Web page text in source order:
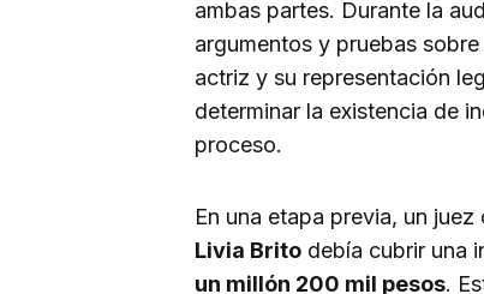
ambas partes. Durante la
argumentos y pruebas
actriz y su representación
determinar la existencia de
proceso.
En una etapa previa, un
Livia Brito debía cubrir una
un millón 200 mil pesos.